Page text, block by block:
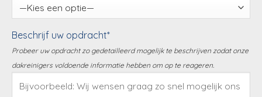
Beschrijf uw opdracht*
Probeer uw opdracht zo gedetailleerd mogelijk te beschrijven zodat onze
dakreinigers voldoende informatie hebben om op te reageren.